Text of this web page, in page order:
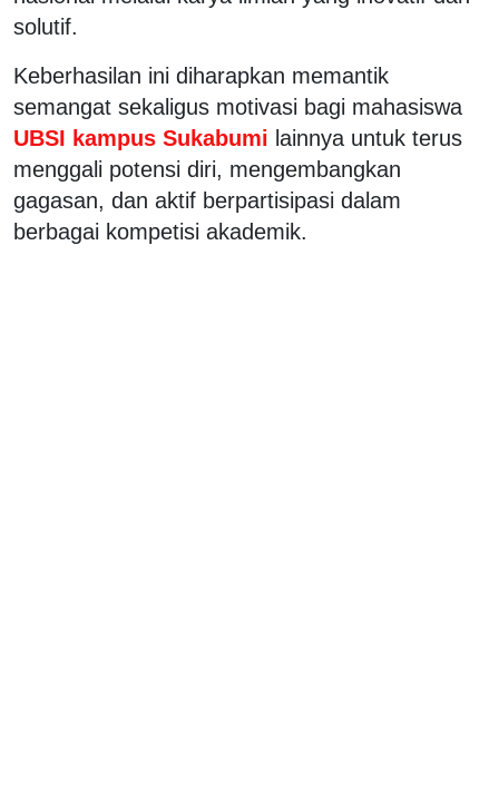
solutif.
Keberhasilan ini diharapkan memantik
semangat sekaligus motivasi bagi mahasiswa
UBSI kampus Sukabumi lainnya untuk terus
menggali potensi diri, mengembangkan
gagasan, dan aktif berpartisipasi dalam
berbagai kompetisi akademik.